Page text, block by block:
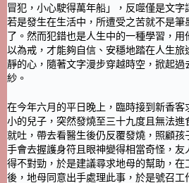
冒犯，小心駛得萬年船」，反噬僅是文字
若是發生在生活中，所遭受之苦就不是筆
了。然而犯錯也是人生中的一種學習，用
以為戒，才能夠自信、安穩地踏在人生旅
靜的心，隨著文字漫步穿越時空，掀起過
紗。
在今年六月的平日晚上，臨時接到新香客
小的兒子，突然發燒至三十九度且無法進
就吐，帶去看醫生後仍反覆發燒，照顧孩
手會去握護身符且眼神變得相當奇怪，友
得不對勁，於是建議尋求地母的幫助，在
後，地母同意出手處理此事，於是號召工